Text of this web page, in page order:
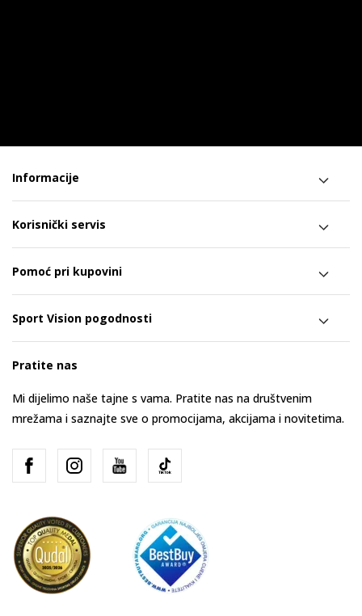
Informacije
Korisnički servis
Pomoć pri kupovini
Sport Vision pogodnosti
Pratite nas
Mi dijelimo naše tajne s vama. Pratite nas na društvenim
mrežama i saznajte sve o promocijama, akcijama i novitetima.